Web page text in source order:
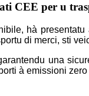
CEE per u
hà
di merci, sti
una
à emissioni